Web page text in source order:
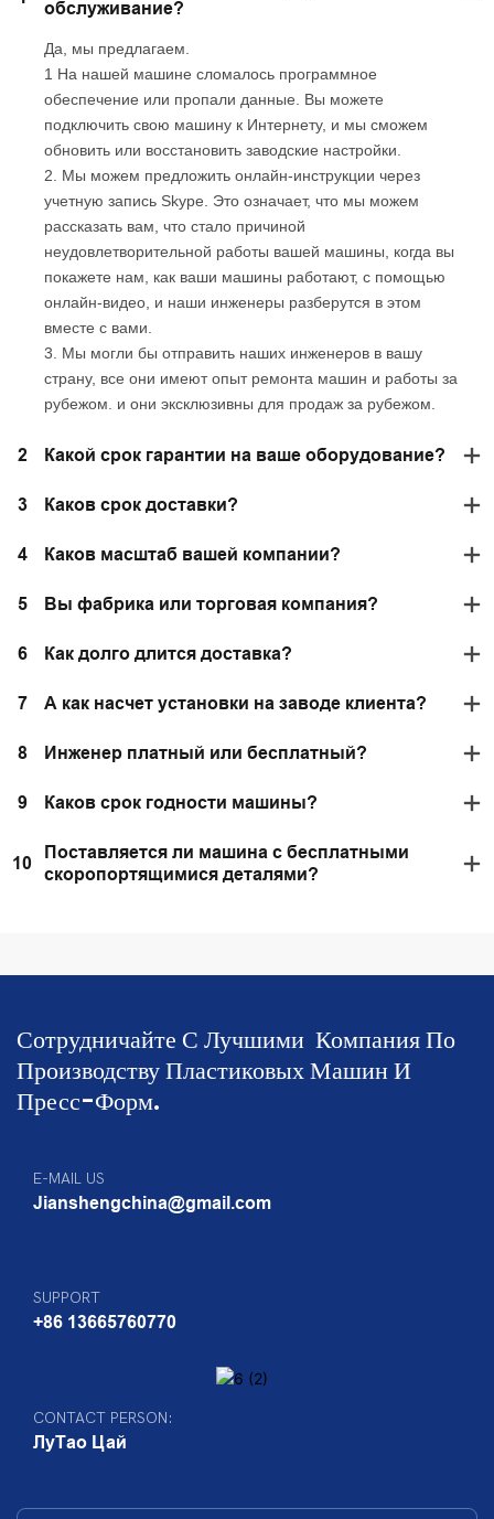
обслуживание?
Да, мы предлагаем.
1 На нашей машине сломалось программное
обеспечение или пропали данные. Вы можете
подключить свою машину к Интернету, и мы сможем
обновить или восстановить заводские настройки.
2. Мы можем предложить онлайн-инструкции через
учетную запись Skype. Это означает, что мы можем
рассказать вам, что стало причиной
неудовлетворительной работы вашей машины, когда вы
покажете нам, как ваши машины работают, с помощью
онлайн-видео, и наши инженеры разберутся в этом
вместе с вами.
3. Мы могли бы отправить наших инженеров в вашу
страну, все они имеют опыт ремонта машин и работы за
рубежом. и они эксклюзивны для продаж за рубежом.
2 Какой срок гарантии на ваше оборудование?
3 Каков срок доставки?
4 Каков масштаб вашей компании?
5 Вы фабрика или торговая компания?
6 Как долго длится доставка?
7 А как насчет установки на заводе клиента?
8 Инженер платный или бесплатный?
9 Каков срок годности машины?
10
Поставляется ли машина с бесплатными
скоропортящимися деталями?
Сотрудничайте С Лучшими Компания По
Производству Пластиковых Машин И
Пресс-Форм.
E-MAIL US
Jianshengchina@gmail.com
SUPPORT
+86 13665760770
CONTACT PERSON:
ЛуТао Цай